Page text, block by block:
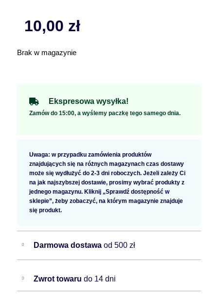
10,00 zł
Brak w magazynie
Ekspresowa wysyłka!
Zamów do 15:00, a wyślemy paczkę tego samego dnia.
Uwaga: w przypadku zamówienia produktów
znajdujących się na różnych magazynach czas dostawy
może się wydłużyć do 2-3 dni roboczych. Jeżeli zależy Ci
na jak najszybszej dostawie, prosimy wybrać produkty z
jednego magazynu. Kliknij „Sprawdź dostępność w
sklepie”, żeby zobaczyć, na którym magazynie znajduje
się produkt.
Darmowa dostawa od 500 zł
Zwrot towaru do 14 dni